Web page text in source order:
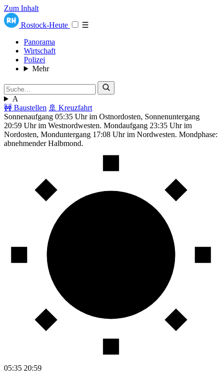
Zum Inhalt
Rostock-Heute
☰
Panorama
Wirtschaft
Polizei
Mehr
A
🚧 Baustellen 🚢 Kreuzfahrt
Sonnenaufgang 05:35 Uhr im Ostnordosten, Sonnenuntergang
20:59 Uhr im Westnordwesten. Mondaufgang 23:35 Uhr im
Nordosten, Monduntergang 17:08 Uhr im Nordwesten. Mondphase:
abnehmender Halbmond.
05:35 20:59